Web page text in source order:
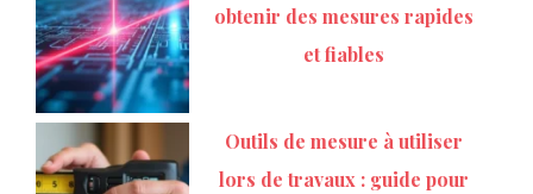
obtenir des mesures rapides
et fiables
Outils de mesure à utiliser
lors de travaux : guide pour